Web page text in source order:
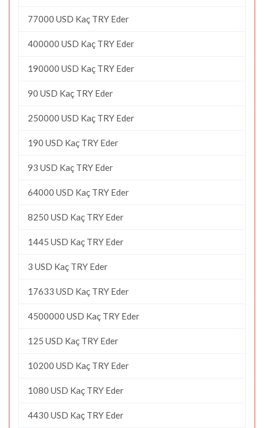
77000 USD Kaç TRY Eder
400000 USD Kaç TRY Eder
190000 USD Kaç TRY Eder
90 USD Kaç TRY Eder
250000 USD Kaç TRY Eder
190 USD Kaç TRY Eder
93 USD Kaç TRY Eder
64000 USD Kaç TRY Eder
8250 USD Kaç TRY Eder
1445 USD Kaç TRY Eder
3 USD Kaç TRY Eder
17633 USD Kaç TRY Eder
4500000 USD Kaç TRY Eder
125 USD Kaç TRY Eder
10200 USD Kaç TRY Eder
1080 USD Kaç TRY Eder
4430 USD Kaç TRY Eder